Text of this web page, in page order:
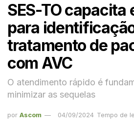
SES-TO capacita
para
tratamento de
com AVC
O atendimento rápido é
minimizar as sequelas
por Ascom 04/09/2024 Tempo de